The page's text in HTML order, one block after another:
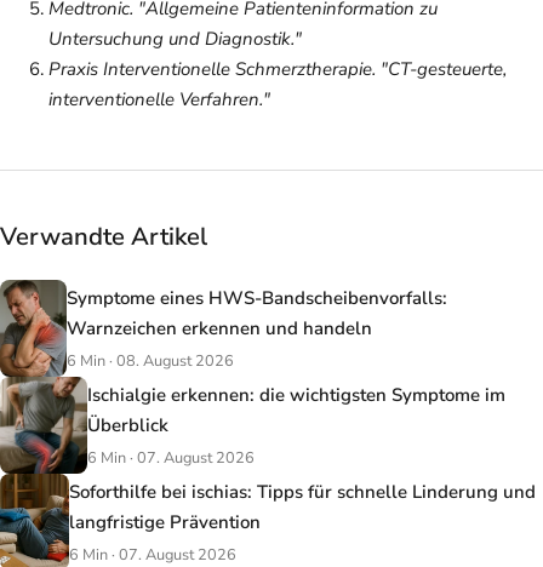
Medtronic. "Allgemeine Patienteninformation zu
Untersuchung und Diagnostik."
Praxis Interventionelle Schmerztherapie. "CT-gesteuerte,
interventionelle Verfahren."
Verwandte Artikel
Symptome eines HWS-Bandscheibenvorfalls:
Warnzeichen erkennen und handeln
6 Min · 08. August 2026
Ischialgie erkennen: die wichtigsten Symptome im
Überblick
6 Min · 07. August 2026
Soforthilfe bei ischias: Tipps für schnelle Linderung und
langfristige Prävention
6 Min · 07. August 2026